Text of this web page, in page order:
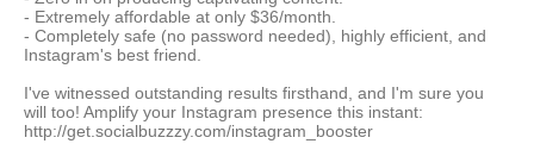
- Extremely affordable at only $36/month.
- Completely safe (no password needed), highly efficient, and
Instagram's best friend.
I've witnessed outstanding results firsthand, and I'm sure you
will too! Amplify your Instagram presence this instant:
http://get.socialbuzzzy.com/instagram_booster